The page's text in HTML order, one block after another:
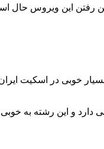
این ویروس حال
خوبی در اسکیت
دارد و این رشته به